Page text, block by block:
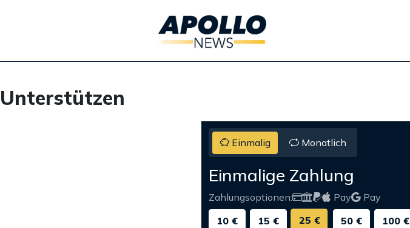
Unterstützen
Einmalig Monatlich
Einmalige Zahlung
Zahlungsoptionen: Pay
Pay
10 €
15 € 25 € 50 € 100 €